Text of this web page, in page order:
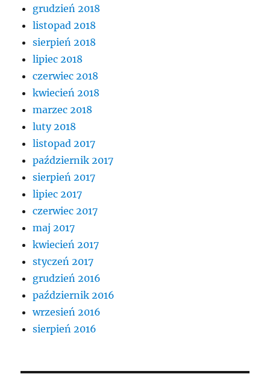
grudzień 2018
listopad 2018
sierpień 2018
lipiec 2018
czerwiec 2018
kwiecień 2018
marzec 2018
luty 2018
listopad 2017
październik 2017
sierpień 2017
lipiec 2017
czerwiec 2017
maj 2017
kwiecień 2017
styczeń 2017
grudzień 2016
październik 2016
wrzesień 2016
sierpień 2016